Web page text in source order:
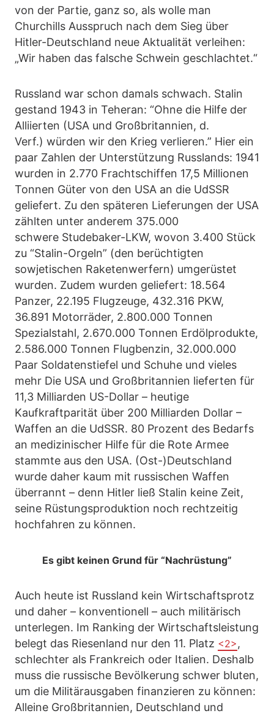
von der Partie, ganz so, als wolle man
Churchills Ausspruch nach dem Sieg über
Hitler-Deutschland neue Aktualität verleihen:
„Wir haben das falsche Schwein geschlachtet.“
Russland war schon damals schwach. Stalin
gestand 1943 in Teheran: “Ohne die Hilfe der
Alliierten (USA und Großbritannien, d.
Verf.) würden wir den Krieg verlieren.” Hier ein
paar Zahlen der Unterstützung Russlands: 1941
wurden in 2.770 Frachtschiffen 17,5 Millionen
Tonnen Güter von den USA an die UdSSR
geliefert. Zu den späteren Lieferungen der USA
zählten unter anderem 375.000
schwere Studebaker-LKW, wovon 3.400 Stück
zu “Stalin-Orgeln” (den berüchtigten
sowjetischen Raketenwerfern) umgerüstet
wurden. Zudem wurden geliefert: 18.564
Panzer, 22.195 Flugzeuge, 432.316 PKW,
36.891 Motorräder, 2.800.000 Tonnen
Spezialstahl, 2.670.000 Tonnen Erdölprodukte,
2.586.000 Tonnen Flugbenzin, 32.000.000
Paar Soldatenstiefel und Schuhe und vieles
mehr Die USA und Großbritannien lieferten für
11,3 Milliarden US-Dollar – heutige
Kaufkraftparität über 200 Milliarden Dollar –
Waffen an die UdSSR. 80 Prozent des Bedarfs
an medizinischer Hilfe für die Rote Armee
stammte aus den USA. (Ost-)Deutschland
wurde daher kaum mit russischen Waffen
überrannt – denn Hitler ließ Stalin keine Zeit,
seine Rüstungsproduktion noch rechtzeitig
hochfahren zu können.
Es gibt keinen Grund für “Nachrüstung”
Auch heute ist Russland kein Wirtschaftsprotz
und daher – konventionell – auch militärisch
unterlegen. Im Ranking der Wirtschaftsleistung
belegt das Riesenland nur den 11. Platz <2> ,
schlechter als Frankreich oder Italien. Deshalb
muss die russische Bevölkerung schwer bluten,
um die Militärausgaben finanzieren zu können:
Alleine Großbritannien, Deutschland und